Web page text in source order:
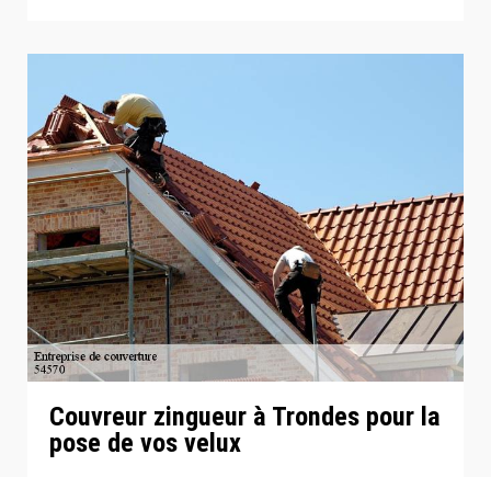
Couvreur zingueur à Trondes pour la
pose de vos velux